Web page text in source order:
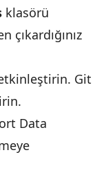
klasörü
Git
Data